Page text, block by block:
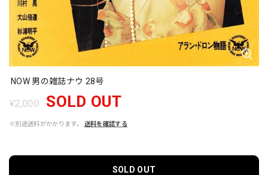
NOW 男の雑誌ナウ 28号
¥2,000 SOLD OUT
※別途送料がかかります。 送料を確認する
SOLD OUT